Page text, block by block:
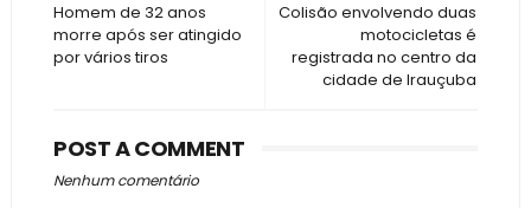
Colisão envolvendo duas
motocicletas é
registrada no centro da
cidade de Irauçuba
Homem de 32 anos
morre após ser atingido
por vários tiros
POST A COMMENT
Nenhum comentário